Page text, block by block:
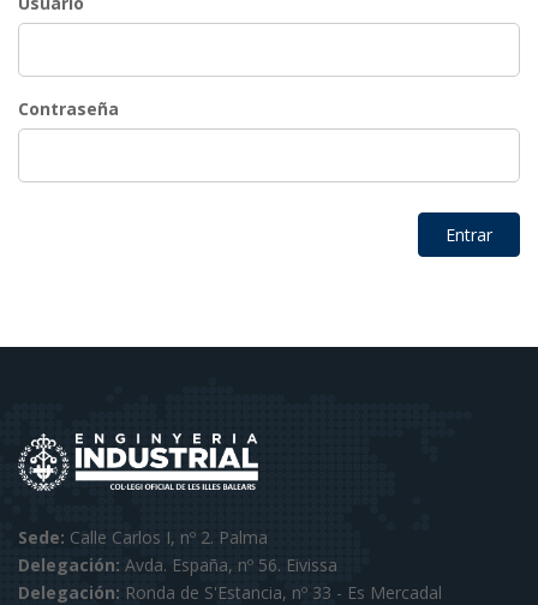
Contraseña
Sede: Calle Carlos I, nº 2. Palma
Delegación: Avda. España, nº 56. Eivissa
Delegación: Ronda de S'Estancia, nº 33 - Es Mercadal